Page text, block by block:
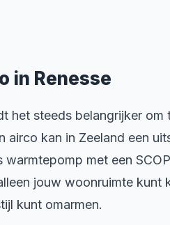
in Renesse
het steeds belangrijker om
kan in Zeeland een
met een
jouw woonruimte kunt
kunt omarmen.